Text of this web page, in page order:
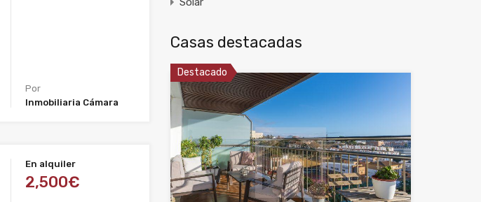
Por
Inmobiliaria Cámara
En alquiler
2,500€
Casas destacadas
Destacado